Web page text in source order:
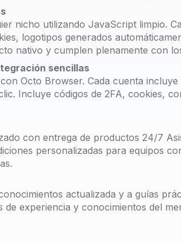
nicho utilizando JavaScript limpio.
logotipos generados
nativo y cumplen plenamente con
sencillas
Octo Browser. Cada cuenta
Incluye códigos de 2FA, cookies,
con entrega de productos 24/7
personalizadas para equipos
actualizada y a guías
de experiencia y conocimientos del